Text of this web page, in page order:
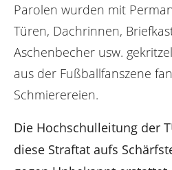
Parolen wurden mit
Türen, Dachrinnen,
Aschenbecher usw.
aus der Fußballfanszene
Schmierereien.
Die Hochschulleitung der
diese Straftat aufs